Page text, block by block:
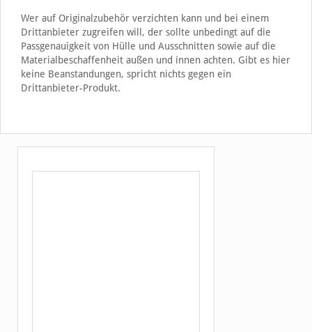
Wer auf Originalzubehör verzichten kann und bei einem
Drittanbieter zugreifen will, der sollte unbedingt auf die
Passgenauigkeit von Hülle und Ausschnitten sowie auf die
Materialbeschaffenheit außen und innen achten. Gibt es hier
keine Beanstandungen, spricht nichts gegen ein
Drittanbieter-Produkt.